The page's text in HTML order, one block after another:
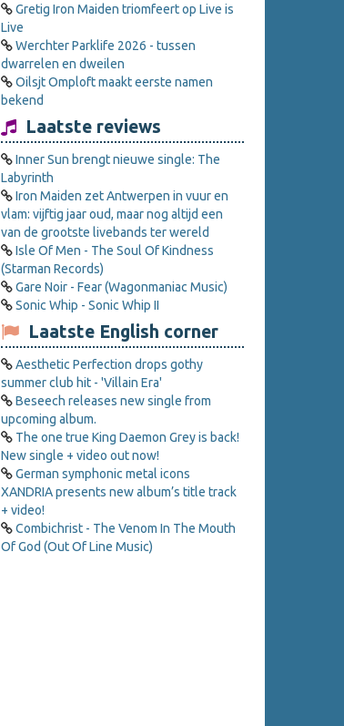
Gretig Iron Maiden triomfeert op Live is
Live
Werchter Parklife 2026 - tussen
dwarrelen en dweilen
Oilsjt Omploft maakt eerste namen
bekend
Laatste reviews
Inner Sun brengt nieuwe single: The
Labyrinth
Iron Maiden zet Antwerpen in vuur en
vlam: vijftig jaar oud, maar nog altijd een
van de grootste livebands ter wereld
Isle Of Men - The Soul Of Kindness
(Starman Records)
Gare Noir - Fear (Wagonmaniac Music)
Sonic Whip - Sonic Whip II
Laatste English corner
Aesthetic Perfection drops gothy
summer club hit - 'Villain Era'
Beseech releases new single from
upcoming album.
The one true King Daemon Grey is back!
New single + video out now!
German symphonic metal icons
XANDRIA presents new album’s title track
+ video!
Combichrist - The Venom In The Mouth
Of God (Out Of Line Music)